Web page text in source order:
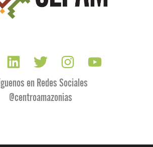
en Redes Sociales
@centroamazonias